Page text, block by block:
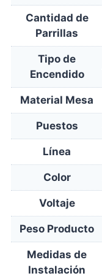
Cantidad de
Parrillas
Tipo de
Encendido
Material Mesa
Puestos
Línea
Color
Voltaje
Peso Producto
Medidas de
Instalación